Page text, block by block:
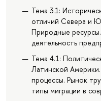
Тема 3.1:
отличий Севера и
Природные
деятельность
Тема 4.1:
Латинской
процессы. Рынок
типы миграции в